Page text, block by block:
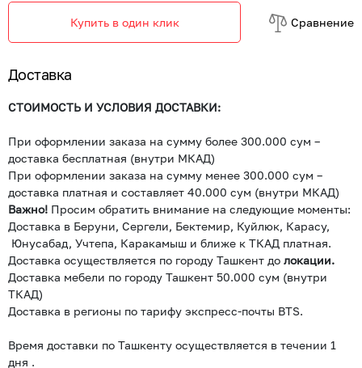
Купить в один клик Cравнение
Доставка
СТОИМОСТЬ И УСЛОВИЯ ДОСТАВКИ:
При оформлении заказа на сумму более 300.000 сум –
доставка бесплатная (внутри МКАД)
При оформлении заказа на сумму менее 300.000 сум –
доставка платная и составляет 40.000 сум (внутри МКАД)
Важно! Просим обратить внимание на следующие моменты:
Доставка в Беруни, Сергели, Бектемир, Куйлюк, Карасу,
Юнусабад, Учтепа, Каракамыш и ближе к ТКАД платная.
Доставка осуществляется по городу Ташкент до локации.
Доставка мебели по городу Ташкент 50.000 сум (внутри
ТКАД)
Доставка в регионы по тарифу экспресс-почты BTS.
Время доставки по Ташкенту осуществляется в течении 1
дня .